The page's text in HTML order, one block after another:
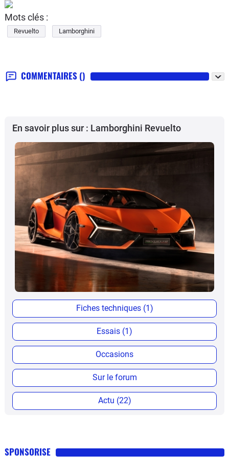
Mots clés :
Revuelto Lamborghini
COMMENTAIRES ()
En savoir plus sur : Lamborghini Revuelto
Fiches techniques (1)
Essais (1)
Occasions
Sur le forum
Actu (22)
SPONSORISE